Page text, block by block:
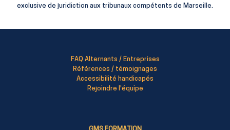
exclusive de juridiction aux tribunaux compétents de Marseille.
FAQ Alternants / Entreprises
Références / témoignages
Accessibilité handicapés
Rejoindre l'équipe